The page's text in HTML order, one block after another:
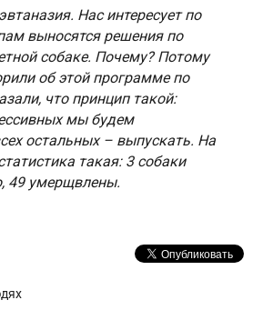
Нас интересует по
выносятся решения по
собаке. Почему? Потому
об этой программе по
что принцип такой:
мы будем
остальных – выпускать. На
такая: 3 собаки
49 умерщвлены.